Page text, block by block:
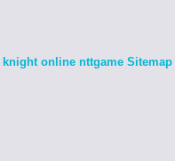
knight online nttgame Sitemap